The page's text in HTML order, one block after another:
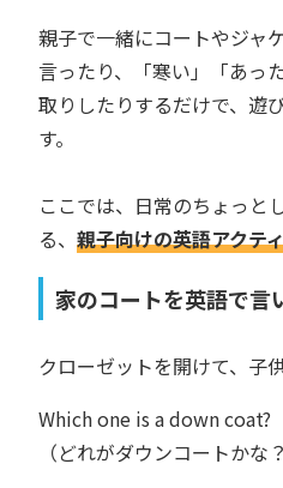
親子で一緒にコートやジャ
言ったり、「寒い」「あっ
取りしたりするだけで、遊
す。
ここでは、日常のちょっと
る、 親子向けの英語アクテ
家のコートを英語で言
クローゼットを開けて、子
Which one is a down coat?
（どれがダウンコートかな